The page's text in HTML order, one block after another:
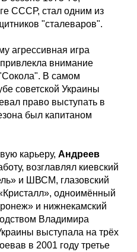
СССР, стал одним из
"сталеваров".
агрессивная игра
внимание
В самом
советской Украины
право выступать в
был капитаном
карьеру, Андреев
возглавлял киевский
и ШВСМ, глазовский
одноимённый
и нижнекамский
Владимира
выступала на трёх
в 2001 году третье
«Прогресс»
таблица
проекты